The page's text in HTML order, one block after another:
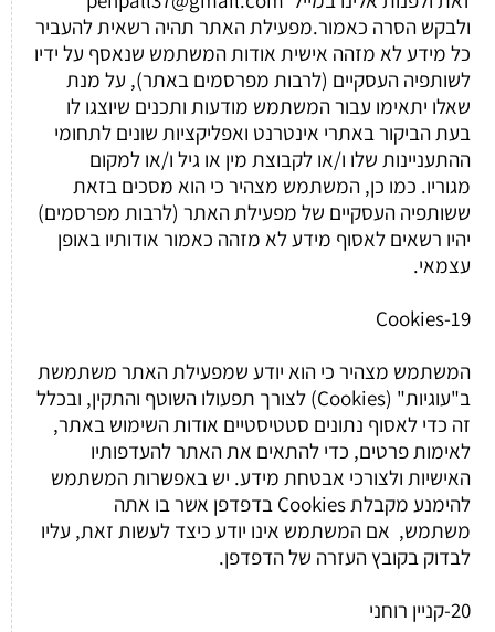
ולבקש הסרה כאמור.מפעילת האתר תהיה רשאית להעביר
כל מידע לא מזהה אישית אודות המשתמש שנאסף על ידיו
לשותפיה העסקיים (לרבות מפרסמים באתר), על מנת
שאלו יתאימו עבור המשתמש מודעות ותכנים שיוצגו לו
בעת הביקור באתרי אינטרנט ואפליקציות שונים לתחומי
ההתעניינות שלו ו/או לקבוצת מין או גיל ו/או למקום
מגוריו. כמו כן, המשתמש מצהיר כי הוא מסכים בזאת
ששותפיה העסקיים של מפעילת האתר (לרבות מפרסמים)
יהיו רשאים לאסוף מידע לא מזהה כאמור אודותיו באופן
עצמאי.
19-Cookies
המשתמש מצהיר כי הוא יודע שמפעילת האתר משתמשת
ב"עוגיות" (Cookies) לצורך תפעולו השוטף והתקין, ובכלל
זה כדי לאסוף נתונים סטטיסטיים אודות השימוש באתר,
לאימות פרטים, כדי להתאים את האתר להעדפותיו
האישיות ולצורכי אבטחת מידע. יש באפשרות המשתמש
להימנע מקבלת Cookies בדפדפן אשר בו אתה
משתמש, אם המשתמש אינו יודע כיצד לעשות זאת, עליו
לבדוק בקובץ העזרה של הדפדפן.
20-קניין רוחני